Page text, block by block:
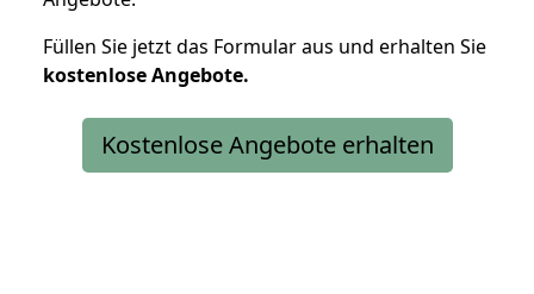
Füllen Sie jetzt das Formular aus und erhalten Sie
kostenloseAngebote.
Kostenlose Angebote erhalten